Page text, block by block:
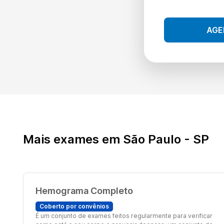
Mais exames em São Paulo - SP
Hemograma Completo
Coberto por convênios
É um conjunto de exames feitos regularmente para verificar